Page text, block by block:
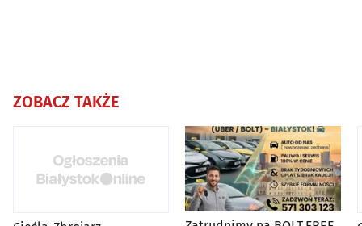
ZOBACZ TAKŻE